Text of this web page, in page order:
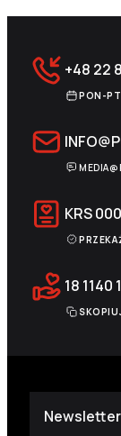
+48 22
PON-
KRS
18 1140
Newsletter